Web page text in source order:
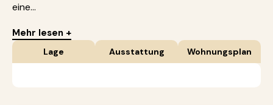
eine...
Mehr lesen +
Lage Ausstattung Wohnungsplan